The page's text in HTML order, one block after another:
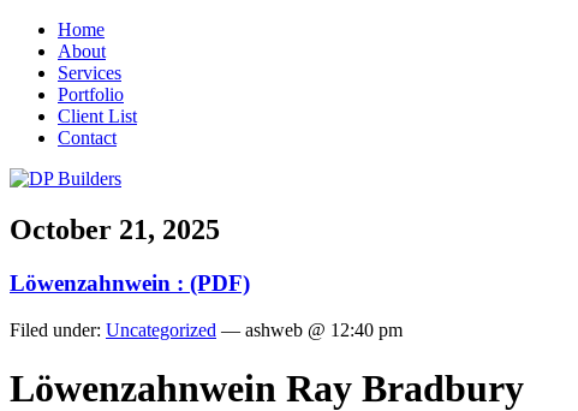
Home
About
Services
Portfolio
Client List
Contact
October 21, 2025
Löwenzahnwein : (PDF)
Filed under: Uncategorized — ashweb @ 12:40 pm
Löwenzahnwein Ray Bradbury